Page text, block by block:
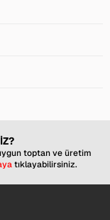
toptan ve üretim
tıklayabilirsiniz.